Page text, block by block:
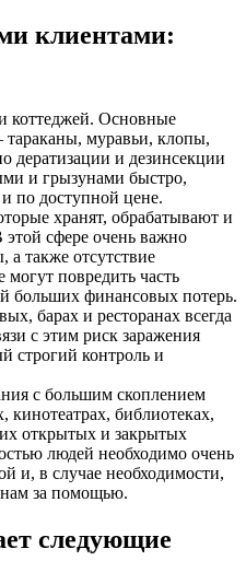
клиентами:
коттеджей. Основные
муравьи, клопы,
и дезинсекции
и грызунами быстро,
по доступной цене.
хранят, обрабатывают и
сфере очень важно
а также отсутствие
повредить часть
больших финансовых потерь.
барах и ресторанах всегда
с этим риск заражения
строгий контроль и
с большим скоплением
кинотеатрах, библиотеках,
открытых и закрытых
людей необходимо очень
и, в случае необходимости,
нам за помощью.
следующие